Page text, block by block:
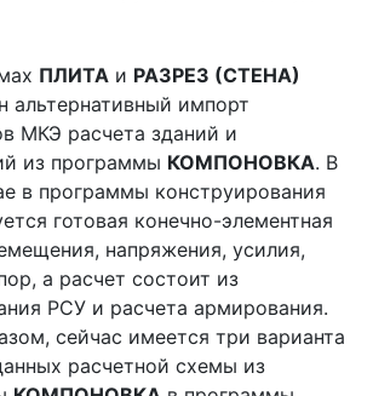
ПЛИТА и РАЗРЕЗ (СТЕНА)
альтернативный импорт
МКЭ расчета зданий и
из программы КОМПОНОВКА. В
в программы конструирования
готовая конечно-элементная
напряжения, усилия,
а расчет состоит из
РСУ и расчета армирования.
сейчас имеется три варианта
расчетной схемы из